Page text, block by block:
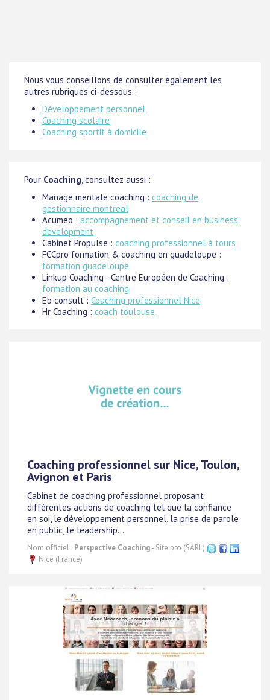
Nous vous conseillons de consulter également les
autres rubriques ci-dessous :
Développement personnel
Coaching scolaire
Coaching sportif à domicile
Pour Coaching , consultez aussi :
Manage mentale coaching : coaching de
gestionnaire montreal
Acumeo : accompagnement et conseil en business
development
Cabinet Propulse : coaching professionnel à tours
FCCpro formation & coaching en guadeloupe :
formation guadeloupe
Linkup Coaching - Centre Européen de Coaching :
formation au coaching
Eb consult : Coaching professionnel Nice
Hr Coaching : coach toulouse
Coaching professionnel sur Nice, Toulon,
Avignon et Paris
Cabinet de coaching professionnel proposant
différentes actions de coaching tel que la confiance
en soi, le développement personnel, la prise de parole
en public, le leadership...
Nom officiel : Perspective Coaching- Site pro (SARL)
Nice (France)